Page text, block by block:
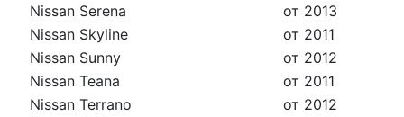
Nissan Serena
от 2013
Nissan Skyline
от 2011
Nissan Sunny
от 2012
Nissan Teana
от 2011
Nissan Terrano
от 2012